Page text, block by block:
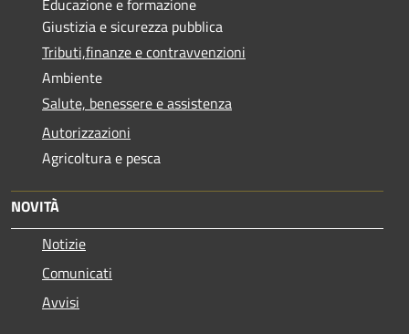
Educazione e formazione
Giustizia e sicurezza pubblica
Tributi,finanze e contravvenzioni
Ambiente
Salute, benessere e assistenza
Autorizzazioni
Agricoltura e pesca
NOVITÀ
Notizie
Comunicati
Avvisi